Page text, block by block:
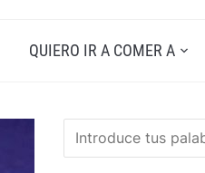
QUIERO IR A COMER A